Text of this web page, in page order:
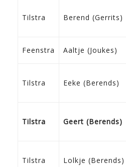
Tilstra Berend (Gerrits)
Feenstra Aaltje (Joukes)
Tilstra Eeke (Berends)
Tilstra Geert (Berends)
Tilstra Lolkje (Berends)